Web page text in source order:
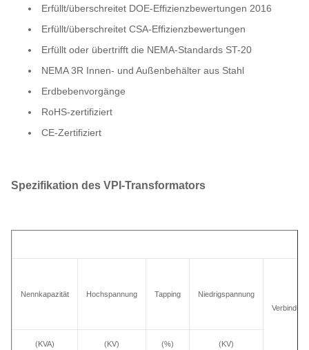
Erfüllt/überschreitet DOE-Effizienzbewertungen 2016
Erfüllt/überschreitet CSA-Effizienzbewertungen
Erfüllt oder übertrifft die NEMA-Standards ST-20
NEMA 3R Innen- und Außenbehälter aus Stahl
Erdbebenvorgänge
RoHS-zertifiziert
CE-Zertifiziert
Spezifikation des VPI-Transformators
Nennkapazität Hochspannung Tapping
Niedrigspannung
(KVA) (KV) (%) (KV)